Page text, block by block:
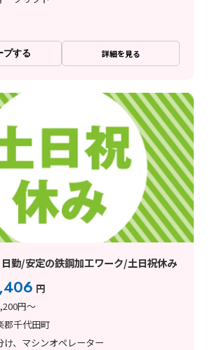
プする 詳細を見る
日勤/安定の鉄鋼加工ワーク/土日祝休み
円
円～
郡千代田町
け、マシンオペレーター